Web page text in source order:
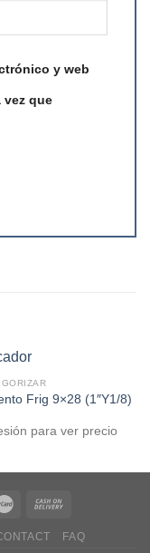
y web
vez que
Frig 9×28 (1″Y1/8)
para ver precio
FAQ